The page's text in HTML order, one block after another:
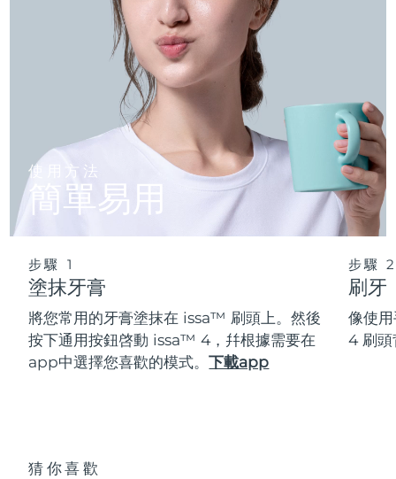
使用方法
簡單易用
步驟 1
塗抹牙膏
將您常用的牙膏塗抹在 issa™ 刷頭上。然後
按下通用按鈕啓動 issa™ 4，幷根據需要在
app中選擇您喜歡的模式。下載app
步驟
刷牙
像使
4 刷頭
猜你喜歡